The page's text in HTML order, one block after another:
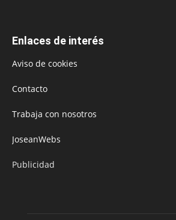
Enlaces de interés
Aviso de cookies
Contacto
Trabaja con nosotros
JoseanWebs
Publicidad